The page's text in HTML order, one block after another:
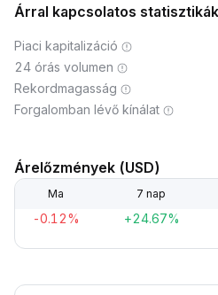
Árral kapcsolatos statisztikák
Piaci kapitalizáció
24 órás volumen
Rekordmagasság
Forgalomban lévő kínálat
Árelőzmények (USD)
Ma 7 nap
-0.12% +24.67%